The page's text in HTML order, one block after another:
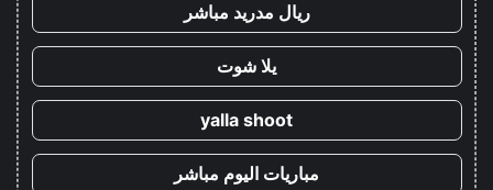
ريال مدريد مباشر
يلا شوت
yalla shoot
مباريات اليوم مباشر